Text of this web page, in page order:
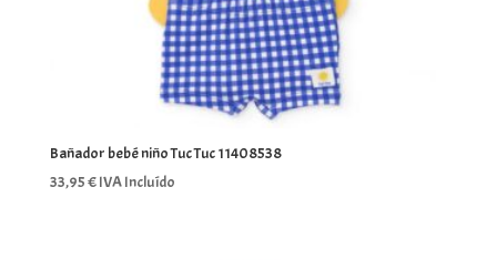
Bañador bebé niño Tuc Tuc 11408538
33,95€IVA Incluído